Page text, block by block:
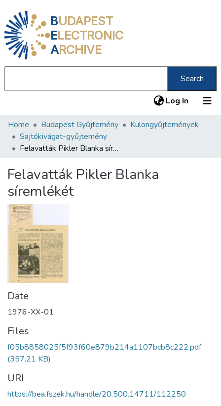
BUDAPEST
ELECTRONIC
ARCHIVE
Search
Log In (current)
Communities & Collections
All of DSpace
About us
Home Budapest Gyűjtemény
Különgyűjtemények
Sajtókivágat-gyűjtemény
Felavatták Pikler Blanka síremlékét
Felavatták Pikler Blanka
síremlékét
Date
1976-XX-01
Files
f05b8858025f5f93f60e879b214a1107bcb8c222.pdf
(357.21 KB)
URI
https://bea.fszek.hu/handle/20.500.14711/112250